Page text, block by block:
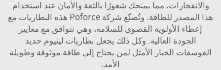
والانفجارات، مما يمنحك شعورًا بالثقة والأمان عند استخدام
هذا المصدر للطاقة. وتُصنّع شركة Poforce هذه البطاريات مع
إعطاء الأولوية القصوى للسلامة، وهي تتوافق مع معايير
الجودة العالية. وكل ذلك يجعل بطاريات ليثيوم حديد
الفوسفات الخيار الأمثل لمن يحتاج إلى طاقة موثوقة وطويلة
الأمد.